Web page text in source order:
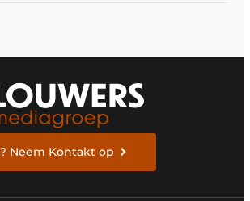
Neem Kontakt op